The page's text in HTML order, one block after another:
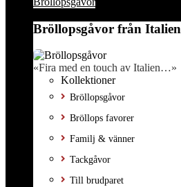
Bröllopsgåvor från Italien
«Fira med en touch av Italien…»
Kollektioner
Bröllopsgåvor
Bröllops favorer
Familj & vänner
Tackgåvor
Till brudparet